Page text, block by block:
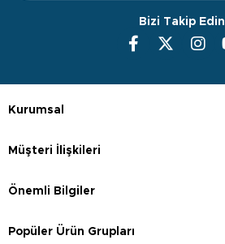
Bizi Takip Edin
Kurumsal
Müşteri İlişkileri
Önemli Bilgiler
Popüler Ürün Grupları